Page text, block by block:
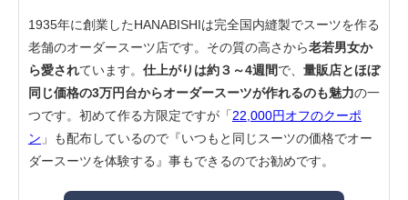
1935年に創業したHANABISHIは完全国内縫製でスーツを作る
老舗のオーダースーツ店です。その質の高さから老若男女か
ら愛されています。 仕上がりは約３～4週間で、 量販店とほぼ
同じ価格の3万円台からオーダースーツが作れるのも魅力の一
つです。初めて作る方限定ですが「22,000円オフのクーポ
ン 」も配布しているので『いつもと同じスーツの価格でオー
ダースーツを体験する』事もできるのでお勧めです。